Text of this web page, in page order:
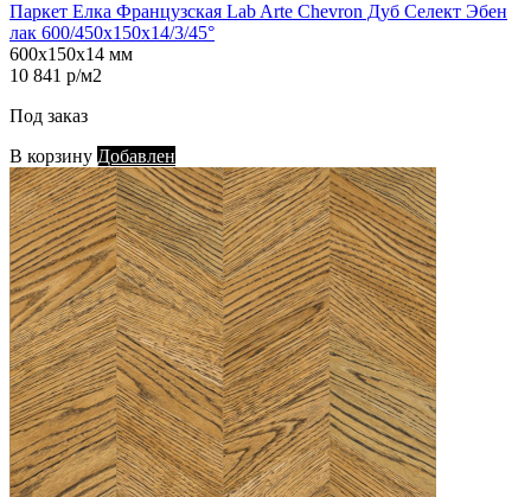
Паркет Елка Французская Lab Arte Chevron Дуб Селект Эбен
лак 600/450х150х14/3/45°
600х150х14 мм
10 841 р/м2
Под заказ
В корзину Добавлен